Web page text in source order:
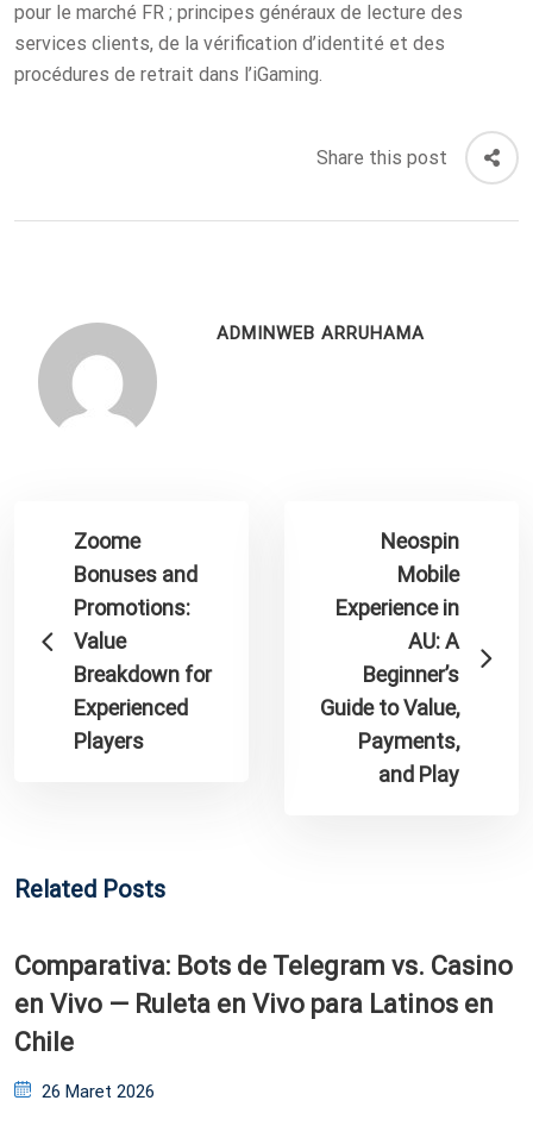
pour le marché FR ; principes généraux de lecture des
services clients, de la vérification d’identité et des
procédures de retrait dans l’iGaming.
Share this post
ADMINWEB ARRUHAMA
Zoome
Bonuses and
Promotions:
Value
Breakdown for
Experienced
Players
Neospin
Mobile
Experience in
AU: A
Beginner’s
Guide to Value,
Payments,
and Play
Related Posts
Comparativa: Bots de Telegram vs. Casino
en Vivo — Ruleta en Vivo para Latinos en
Chile
Posted
26 Maret 2026